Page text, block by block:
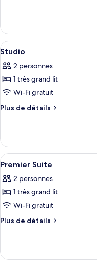
chambre :
Deluxe
Suite
le
type
de
Deluxe
Suite
Afficher
toutes
les
photos
pour
ce
chambre :
Studio
5
Studio
2 personnes
1 très grand lit
Wi-Fi gratuit
Plus de détails
Plus
le
type
de
Studio
Afficher
toutes
les
photos
pour
ce
chambre :
7
Premier Suite
2 personnes
1 très grand lit
Wi-Fi gratuit
Plus de détails
Plus
le